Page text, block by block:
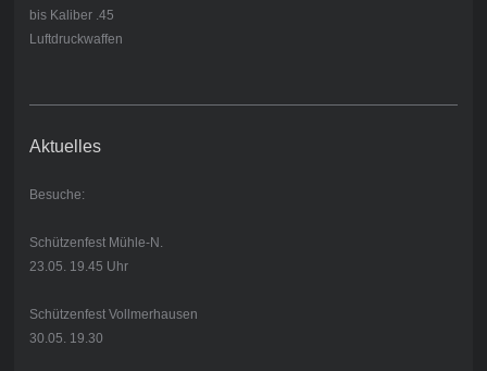
bis Kaliber .45
Luftdruckwaffen
Aktuelles
Besuche:
Schützenfest Mühle-N.
23.05. 19.45 Uhr
Schützenfest Vollmerhausen
30.05. 19.30